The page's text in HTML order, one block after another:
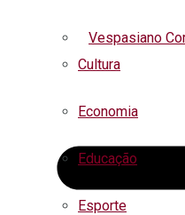
Vespasiano
Cultura
Economia
Educação
Esporte